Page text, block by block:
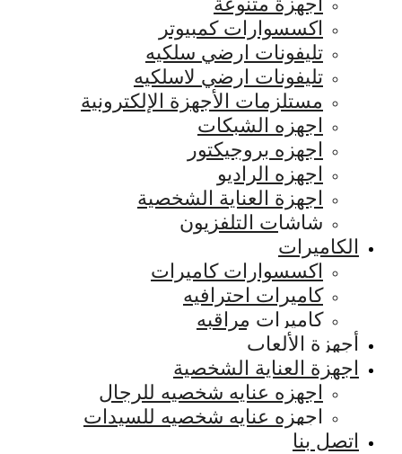
اكسسوارات كمبيوتر
تليفونات ارضي سلكيه
تليفونات ارضي لاسلكيه
مستلزمات الأجهزة الإلكترونية
اجهزه الشبكات
اجهزه بروجيكتور
اجهزه الراديو
اجهزة العناية الشخصية
شاشات التلفزيون
الكاميرات
اكسسوارات كاميرات
كاميرات احترافيه
كاميرات مراقبه
أجهزة الألعاب
اجهزة العناية الشخصية
اجهزه عنايه شخصيه للرجال
اجهزه عنايه شخصيه للسيدات
اتصل بنا